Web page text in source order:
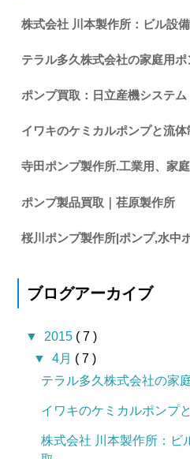
株式会社 川本製作所：ビル設
テラル多久株式会社の家庭用ポ
ポンプ買取：日立産機システム
イワキのケミカルポンプと流
寺田ポンプ製作所.工業用、家
ポンプ製品買取｜荏原製作所
桜川ポンプ製作所|ポンプ,水中
ブログアーカイブ
▼ 2015 ( 7 )
▼4月 ( 7 )
テラル多久株式会社の家
イワキのケミカルポンプ
株式会社 川本製作所：ビ